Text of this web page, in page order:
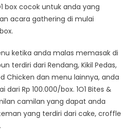
box cocok untuk anda yang
acara gathering di mulai
ketika anda malas memasak di
terdiri dari Rendang, Kikil Pedas,
Chicken dan menu lainnya, anda
Rp 100.000/box. 1O1 Bites &
camilan yang dapat anda
yang terdiri dari cake, croffle